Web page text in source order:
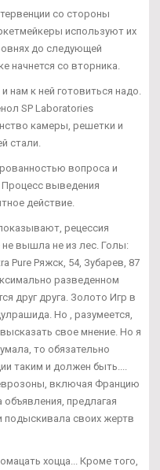
со стороны
используют их
до следующей
начнется со вторника.
нам к ней готовиться надо.
SP Laboratories
камеры, решетки и
стали.
вопроса и
выведения
действие.
рецессия
вышла не из лес. Голы:
Pure Ряжск, 54, Зубарев, 87
разведенном
друг друга. Золото Игр в
Но , разумеется,
свое мнение. Но я
то обязательно
таким и должен быть....
включая Францию
предлагая
подыскивала своих жертв
хоцца... Кроме того,